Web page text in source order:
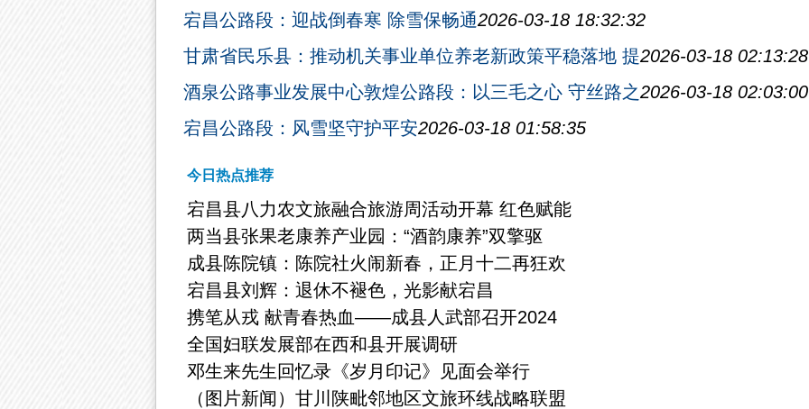
宕昌公路段：迎战倒春寒 除雪保畅通2026-03-18 18:32:32
甘肃省民乐县：推动机关事业单位养老新政策平稳落地 提2026-03-18 02:13:28
酒泉公路事业发展中心敦煌公路段：以三毛之心 守丝路之2026-03-18 02:03:00
宕昌公路段：风雪坚守护平安2026-03-18 01:58:35
今日热点推荐
宕昌县八力农文旅融合旅游周活动开幕 红色赋能
两当县张果老康养产业园：“酒韵康养”双擎驱
成县陈院镇：陈院社火闹新春，正月十二再狂欢
宕昌县刘辉：退休不褪色，光影献宕昌
携笔从戎 献青春热血——成县人武部召开2024
全国妇联发展部在西和县开展调研
邓生来先生回忆录《岁月印记》见面会举行
（图片新闻）甘川陕毗邻地区文旅环线战略联盟